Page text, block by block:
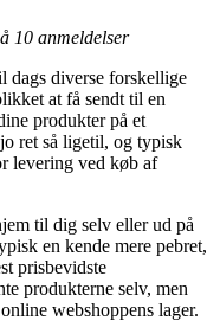
10 anmeldelser
dags diverse forskellige
at få sendt til en
produkter på et
ret så ligetil, og typisk
levering ved køb af
til dig selv eller ud på
en kende mere pebret,
prisbevidste
produkterne selv, men
webshoppens lager.